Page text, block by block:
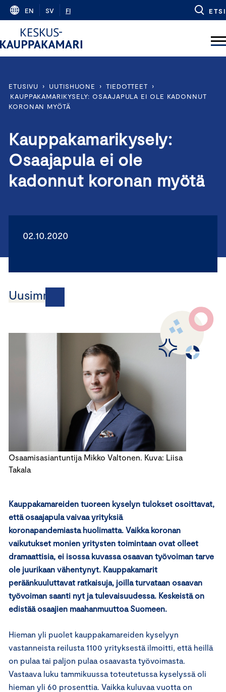
Skip
content
EN SV FI ETSI
ETUSIVU › UUTISHUONE › TIEDOTTEET
›
KAUPPAKAMARIKYSELY: OSAAJAPULA EI OLE KADONNUT
KORONAN MYÖTÄ
Kauppakamarikysely:
Osaajapula ei ole
kadonnut koronan myötä
02.10.2020
Uusimmat
Osaamisasiantuntija Mikko Valtonen. Kuva: Liisa
Takala
Kauppakamareiden tuoreen kyselyn tulokset osoittavat,
että osaajapula vaivaa yrityksiä
koronapandemiasta huolimatta. Vaikka koronan
vaikutukset monien yritysten toimintaan ovat olleet
dramaattisia, ei isossa kuvassa osaavan työvoiman tarve
ole juurikaan vähentynyt. Kauppakamarit
peräänkuuluttavat ratkaisuja, joilla turvataan osaavan
työvoiman saanti nyt ja tulevaisuudessa. Keskeistä on
edistää osaajien maahanmuuttoa Suomeen.
Hieman yli puolet kauppakamareiden kyselyyn
vastanneista reilusta 1100 yrityksestä ilmoitti, että heillä
on pulaa tai paljon pulaa osaavasta työvoimasta.
Vastaava luku tammikuussa toteutetussa kyselyssä oli
hieman yli 60 prosenttia. Vaikka kuluvaa vuotta on